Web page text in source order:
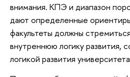
внимания. КПЭ и диапазон
дают определенные
факультеты должны
внутреннюю логику развития,
логикой развития